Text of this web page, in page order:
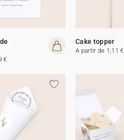
€
Cake topper
A partir de 1,11 €